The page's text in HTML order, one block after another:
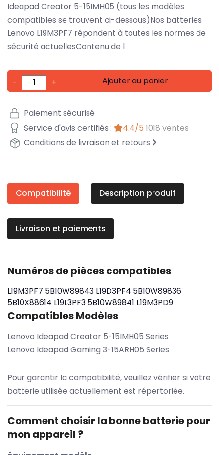
Ideapad Creator 5-15IMH05 (tous les modèles
compatibles se trouvent ci-dessous)Nos batteries
Lenovo L19M3PF7 répondent à toutes les normes de
sécurité actuellesContenu de l
- + Ajouter au panier
Paiement sécurisé
Service d'avis certifiés :
4.4/5 1018 ventes
Conditions de livraison et retours
Compatibilité Description produit
Livraison et paiements
Numéros de pièces compatibles
L19M3PF7 5B10W89843 L19D3PF4 5B10W89836
5B10X88614 L19L3PF3 5B10W89841 L19M3PD9
Compatibles Modèles
Lenovo Ideapad Creator 5-15IMH05 Series
Lenovo Ideapad Gaming 3-15ARH05 Series
Pour garantir la compatibilité, veuillez vérifier si votre
batterie utilisée actuellement est répertoriée.
Comment choisir la bonne batterie pour
mon appareil ?